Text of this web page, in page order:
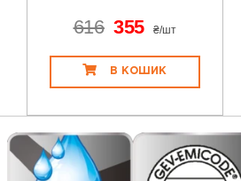
616 355 ₴/шт
В КОШИК